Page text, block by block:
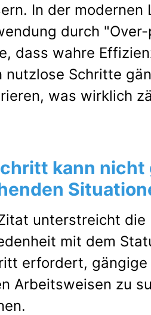
In der
durch
dass wahre
nutzlose Schritte
was wirklich
kann nicht
unterstreicht
mit dem
erfordert,
Arbeitsweisen zu